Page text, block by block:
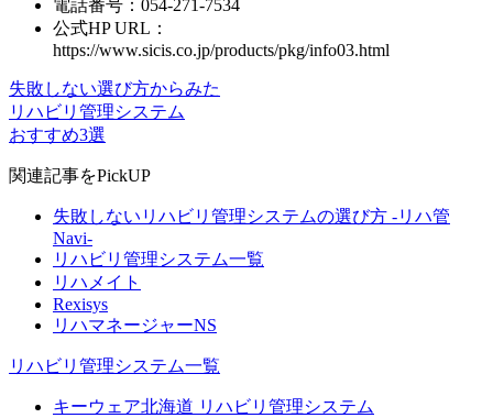
電話番号：054-271-7534
公式HP URL：
https://www.sicis.co.jp/products/pkg/info03.html
失敗しない選び方からみた
リハビリ管理システム
おすすめ3選
関連記事をPickUP
失敗しないリハビリ管理システムの選び方 -リハ管
Navi-
リハビリ管理システム一覧
リハメイト
Rexisys
リハマネージャーNS
リハビリ管理システム一覧
キーウェア北海道 リハビリ管理システム